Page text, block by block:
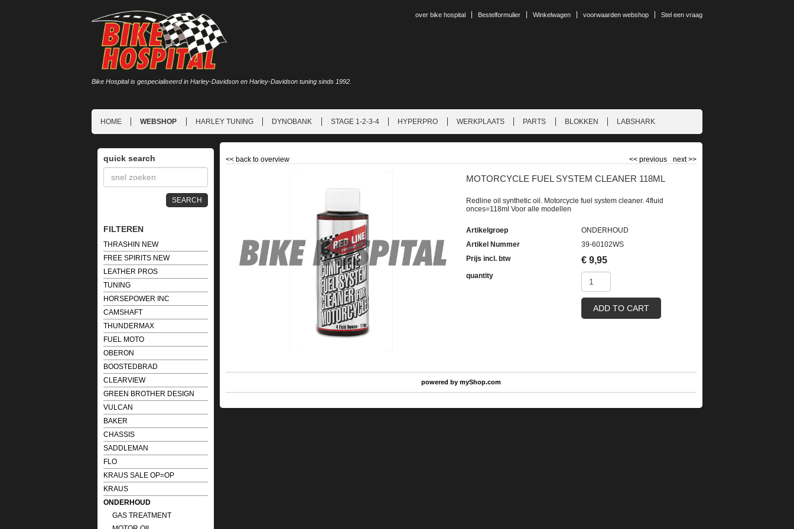
over bike hospital Bestelformulier Winkelwagen voorwaarden webshop Stel een vraag
Bike Hospital is gespecialiseerd in Harley-Davidson en Harley-Davidson tuning sinds 1992.
HOME WEBSHOP HARLEY TUNING DYNOBANK STAGE 1-2-3-4 HYPERPRO WERKPLAATS PARTS BLOKKEN LABSHARK
quick search
SEARCH
FILTEREN
THRASHIN NEW
FREE SPIRITS NEW
LEATHER PROS
TUNING
HORSEPOWER INC
CAMSHAFT
THUNDERMAX
FUEL MOTO
OBERON
BOOSTEDBRAD
CLEARVIEW
GREEN BROTHER DESIGN
VULCAN
BAKER
CHASSIS
SADDLEMAN
FLO
KRAUS SALE OP=OP
KRAUS
ONDERHOUD
GAS TREATMENT
<< back to overview next>>
<< previous
MOTORCYCLE FUEL SYSTEM CLEANER 118ML
Redline oil synthetic oil. Motorcycle fuel system cleaner. 4fluid
onces=118ml Voor alle modellen
Artikelgroep
ONDERHOUD
Artikel Nummer
39-60102WS
Prijs incl. btw
€ 9,95
quantity
ADD TO CART
powered bymyShop.com